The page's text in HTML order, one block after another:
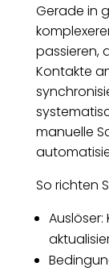
Gerade in
passieren,
Kontakte
manuelle
So richten